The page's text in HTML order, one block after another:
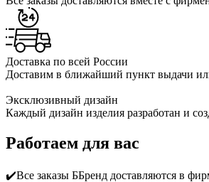
Доставка по всей России
Доставим в ближайший пункт выдачи
Эксклюзивный дизайн
Каждый дизайн изделия разработан и
Работаем для вас
✔️Все заказы ББренд доставляются в